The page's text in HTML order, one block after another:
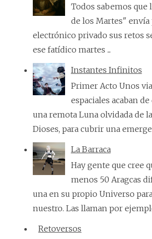
Todos sabemos que
de los Martes"
electrónico privado sus retos
ese fatídico martes ...
Instantes Infinitos
Primer Acto Unos
espaciales acaban
una remota Luna olvidada de
Dioses, para cubrir una
La Barraca
Hay gente que cree
menos 50 Aragcas
una en su propio Universo
nuestro. Las llaman por
Retoversos